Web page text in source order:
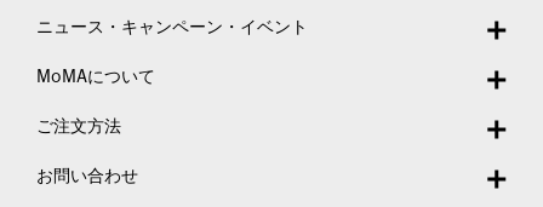
ニュース・キャンペーン・イベント
MoMAについて
ご注文方法
お問い合わせ